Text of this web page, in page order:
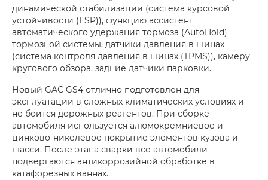
динамической стабилизации (система курсовой
устойчивости (ESP)), функцию ассистент
автоматического удержания тормоза (AutoHold)
тормозной системы, датчики давления в шинах
(система контроля давления в шинах (TPMS)), камеру
кругового обзора, задние датчики парковки.
Новый GAC GS4 отлично подготовлен для
эксплуатации в сложных климатических условиях и
не боится дорожных реагентов. При сборке
автомобиля используется алюмокремниевое и
цинково-никелевое покрытие элементов кузова и
шасси. После этапа сварки все автомобили
подвергаются антикоррозийной обработке в
катафорезных ваннах.